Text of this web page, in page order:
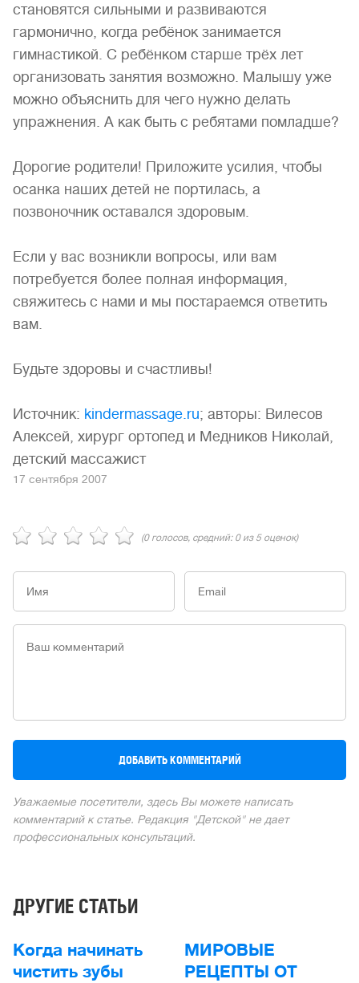
становятся сильными и развиваются
гармонично, когда ребёнок занимается
гимнастикой. С ребёнком старше трёх лет
организовать занятия возможно. Малышу уже
можно объяснить для чего нужно делать
упражнения. А как быть с ребятами помладше?
Дорогие родители! Приложите усилия, чтобы
осанка наших детей не портилась, а
позвоночник оставался здоровым.
Если у вас возникли вопросы, или вам
потребуется более полная информация,
свяжитесь с нами и мы постараемся ответить
вам.
Будьте здоровы и счастливы!
Источник: kindermassage.ru; авторы: Вилесов
Алексей, хирург ортопед и Медников Николай,
детский массажист
17 сентября 2007
(0голосов, средний: 0из 5 оценок)
Уважаемые посетители, здесь Вы можете написать
комментарий к статье. Редакция "Детской" не дает
профессиональных консультаций.
ДРУГИЕ СТАТЬИ
Когда начинать
чистить зубы
МИРОВЫЕ
РЕЦЕПТЫ ОТ